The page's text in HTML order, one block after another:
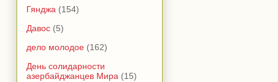
Гянджа (154)
Давос (5)
дело молодое (162)
День солидарности
азербайджанцев Мира (15)